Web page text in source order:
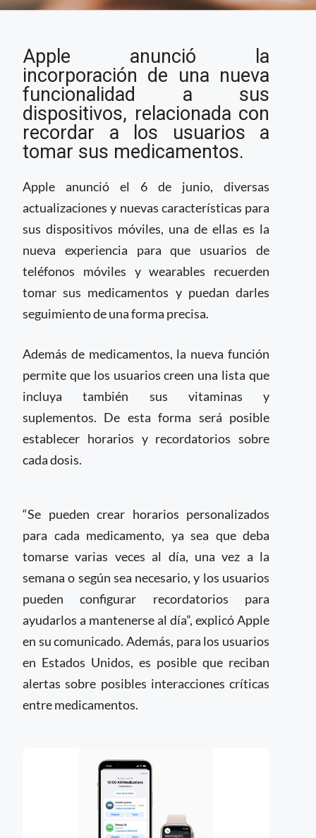
función a sus
dispositivos para dar
seguimiento a
medicación
Apple anunció la
incorporación de una nueva
funcionalidad a sus
dispositivos, relacionada con
recordar a los usuarios a
tomar sus medicamentos.
Apple anunció el 6 de junio, diversas
actualizaciones y nuevas características para
sus dispositivos móviles, una de ellas es la
nueva experiencia para que usuarios de
teléfonos móviles y wearables recuerden
tomar sus medicamentos y puedan darles
seguimiento de una forma precisa.
Además de medicamentos, la nueva función
permite que los usuarios creen una lista que
incluya también sus vitaminas y
suplementos. De esta forma será posible
establecer horarios y recordatorios sobre
cada dosis.
“Se pueden crear horarios personalizados
para cada medicamento, ya sea que deba
tomarse varias veces al día, una vez a la
semana o según sea necesario, y los usuarios
pueden configurar recordatorios para
ayudarlos a mantenerse al día”, explicó Apple
en su comunicado. Además, para los usuarios
en Estados Unidos, es posible que reciban
alertas sobre posibles interacciones críticas
entre medicamentos.